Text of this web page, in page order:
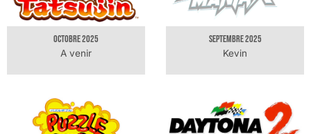
OCTOBRE 2025
A venir
SEPTEMBRE 2025
Kevin